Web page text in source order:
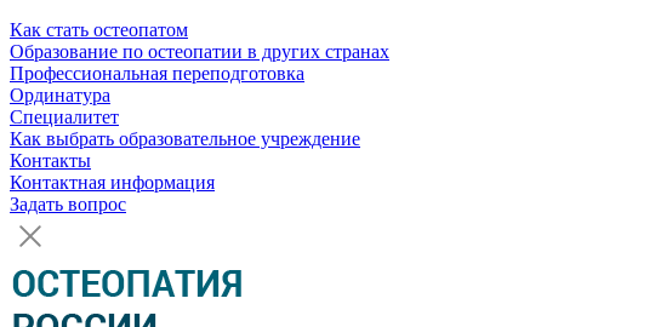
Как стать остеопатом
Образование по остеопатии в других странах
Профессиональная переподготовка
Ординатура
Специалитет
Как выбрать образовательное учреждение
Контакты
Контактная информация
Задать вопрос